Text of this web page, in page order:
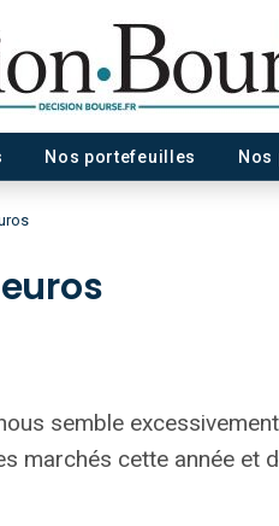
Nos portefeuilles Nos
semble
marchés cette année et